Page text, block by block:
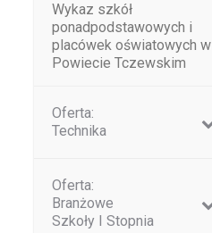
Wykaz szkół
ponadpodstawowych i
placówek oświatowych w
Powiecie Tczewskim
Oferta:
Technika
Oferta:
Branżowe
Szkoły I Stopnia